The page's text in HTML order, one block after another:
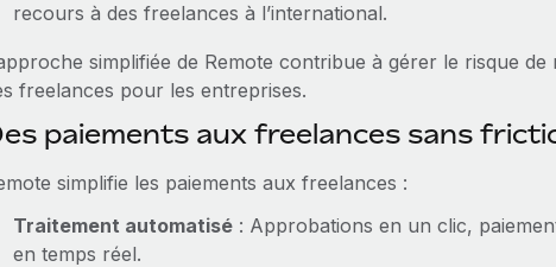
recours à des freelances à l’international.
simplifiée de Remote contribue à gérer le risque
freelances pour les entreprises.
paiements aux freelances sans
simplifie les paiements aux freelances :
Traitement automatisé: Approbations en un clic,
en temps réel.